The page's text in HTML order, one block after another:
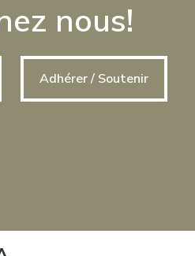
nous!
Adhérer / Soutenir